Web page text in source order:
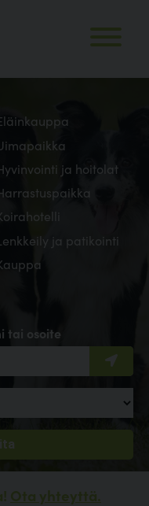
tai osoite
ja hoitolat
ja patikointi
Ota yhteyttä.